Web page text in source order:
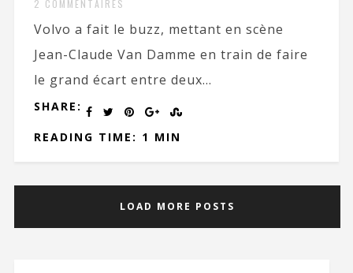
2 COMMENTAIRES
Volvo a fait le buzz, mettant en scène
Jean-Claude Van Damme en train de faire
le grand écart entre deux...
SHARE:
READING TIME: 1 MIN
LOAD MORE POSTS